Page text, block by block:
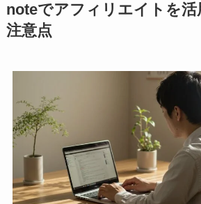
noteでアフィリエイトを活
注意点